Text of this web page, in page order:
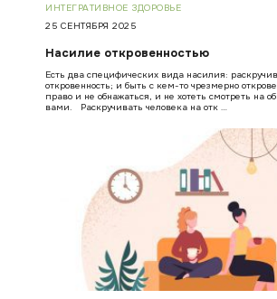
ИНТЕГРАТИВНОЕ ЗДОРОВЬЕ
25 СЕНТЯБРЯ 2025
Насилие откровенностью
Есть два специфических вида насилия:
откровенность; и быть с кем-то чрезмерно
право и не обнажаться, и не хотеть смотреть на
вами. Раскручивать человека на отк …